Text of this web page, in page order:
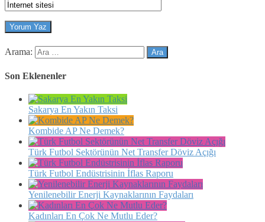
Arama:
Son Eklenenler
Sakarya En Yakın Taksi
Kombide AP Ne Demek?
Türk Futbol Sektörünün Net Transfer Döviz Açığı
Türk Futbol Endüstrisinin İflas Raporu
Yenilenebilir Enerji Kaynaklarının Faydaları
Kadınları En Çok Ne Mutlu Eder?